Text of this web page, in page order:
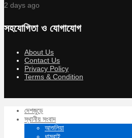
2 days ago
সহযোগিতা ও যোগাযোগ
About Us
Contact Us
Privacy Policy
Terms & Condition
দেশজুড়ে
স্থানীয় সংবাদ
আশুলিয়া